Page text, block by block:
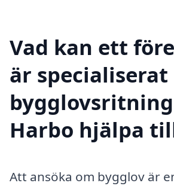
Vad kan ett
är specialiserat
Harbo hjälpa
Att ansöka om bygglov är